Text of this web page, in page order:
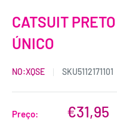
CATSUIT
ÚNICO
NO:XQSE SKU5112171101
Preço: €31,95